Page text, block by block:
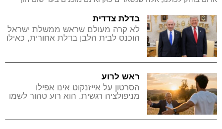
בדלת צדדית
לא קרה מעולם שראש ממשלת ישראל
הוכנס לבית הלבן בדלת אחורית, כאילו
ראש לרוע
הסרטון על אייזנקוט אינו אפילו
מניפולציה רגשית. הוא רוע טהור לשמו